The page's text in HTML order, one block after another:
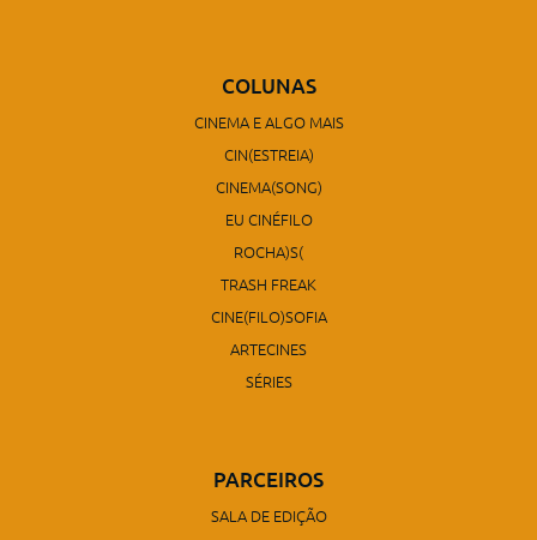
COLUNAS
CINEMA E ALGO MAIS
CIN(ESTREIA)
CINEMA(SONG)
EU CINÉFILO
ROCHA)S(
TRASH FREAK
CINE(FILO)SOFIA
ARTECINES
SÉRIES
PARCEIROS
SALA DE EDIÇÃO